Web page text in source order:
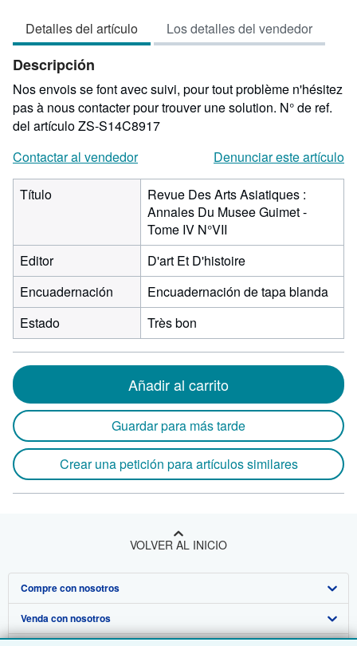
5
Detalles del artículo Los detalles del vendedor
Descripción
Nos envois se font avec suivi, pour tout problème n'hésitez
pas à nous contacter pour trouver une solution. N° de ref.
del artículo ZS-S14C8917
Contactar al vendedor
Denunciar este artículo
Título
Revue Des Arts Asiatiques :
Annales Du Musee Guimet -
Tome IV N°VII
Editor
D'art Et D'histoire
Encuadernación
Encuadernación de tapa blanda
Estado
Très bon
Añadir al carrito
Guardar para más tarde
Crear una petición para artículos similares
VOLVER AL INICIO
Compre con nosotros
Búsqueda avanzada
Venda con nosotros